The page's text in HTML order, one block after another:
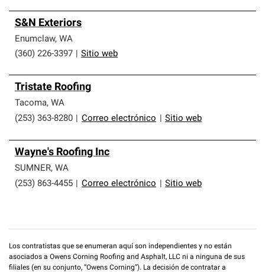
S&N Exteriors
Enumclaw, WA
(360) 226-3397
Sitio web
Tristate Roofing
Tacoma, WA
(253) 363-8280
Correo electrónico Sitio web
Wayne's Roofing Inc
SUMNER, WA
(253) 863-4455
Correo electrónico Sitio web
Los contratistas que se enumeran aquí son independientes y no están
asociados a Owens Corning Roofing and Asphalt, LLC ni a ninguna de sus
filiales (en su conjunto, “Owens Corning”). La decisión de contratar a